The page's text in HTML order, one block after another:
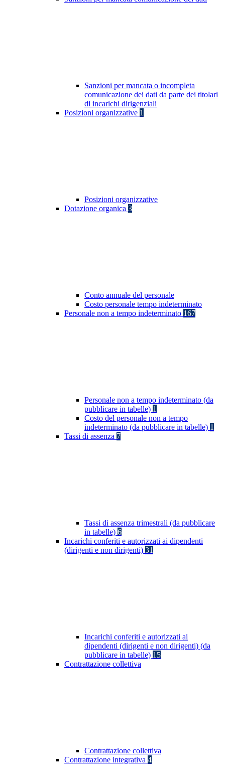
Sanzioni per mancata o incompleta
comunicazione dei dati da parte dei titolari
di incarichi dirigenziali
Posizioni organizzative 1
Posizioni organizzative
Dotazione organica 3
Conto annuale del personale
Costo personale tempo indeterminato
Personale non a tempo indeterminato 167
Personale non a tempo indeterminato (da
pubblicare in tabelle) 1
Costo del personale non a tempo
indeterminato (da pubblicare in tabelle) 1
Tassi di assenza 7
Tassi di assenza trimestrali (da pubblicare
in tabelle) 6
Incarichi conferiti e autorizzati ai dipendenti
(dirigenti e non dirigenti) 31
Incarichi conferiti e autorizzati ai
dipendenti (dirigenti e non dirigenti) (da
pubblicare in tabelle) 15
Contrattazione collettiva
Contrattazione collettiva
Contrattazione integrativa 4